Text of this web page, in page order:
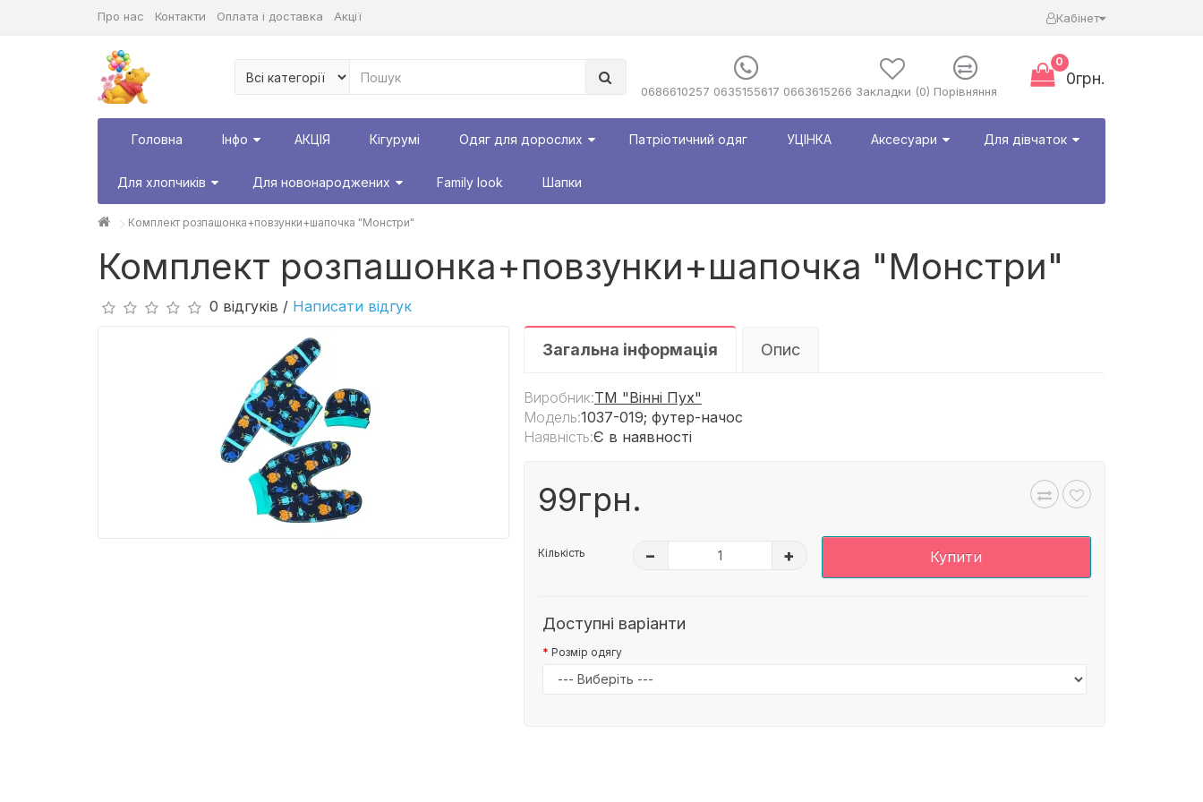
Про нас Контакти Оплата і доставка Акції Кабінет
0686610257 0635155617 0663615266 Закладки (0) Порівняння
0
0грн.
Головна Інфо АКЦІЯ Кігурумі Одяг для дорослих Патріотичний одяг УЦІНКА Аксесуари Для дівчаток
Для хлопчиків Для новонароджених Family look Шапки
Комплект розпашонка+повзунки+шапочка "Монстри"
Комплект розпашонка+повзунки+шапочка "Монстри"
0 відгуків / Написати відгук
Загальна інформація Опис
Виробник:ТМ "Вінні Пух"
Модель:1037-019; футер-начос
Наявність:Є в наявності
99грн.
Кількість – + Купити
Доступні варіанти
Розмір одягу